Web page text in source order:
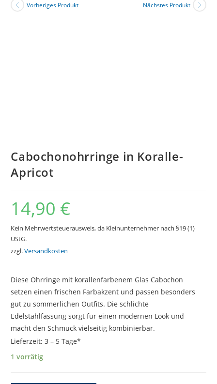
Vorheriges Produkt Nächstes Produkt
Cabochonohrringe in Koralle-
Apricot
14,90 €
Kein Mehrwertsteuerausweis, da Kleinunternehmer nach §19 (1)
UStG.
zzgl.Versandkosten
Diese Ohrringe mit korallenfarbenem Glas Cabochon
setzen einen frischen Farbakzent und passen besonders
gut zu sommerlichen Outfits. Die schlichte
Edelstahlfassung sorgt für einen modernen Look und
macht den Schmuck vielseitig kombinierbar.
Lieferzeit:3 – 5 Tage*
1 vorrätig